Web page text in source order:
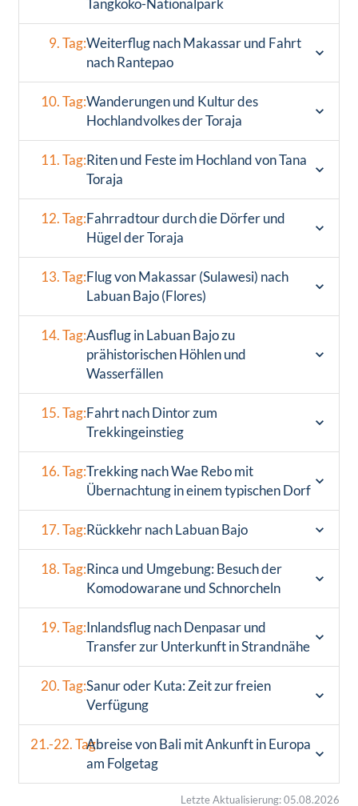
Tangkoko-Nationalpark
9. Tag:Weiterflug nach Makassar und Fahrt
nach Rantepao
10. Tag:Wanderungen und Kultur des
Hochlandvolkes der Toraja
11. Tag:Riten und Feste im Hochland von Tana
Toraja
12. Tag:Fahrradtour durch die Dörfer und
Hügel der Toraja
13. Tag:Flug von Makassar (Sulawesi) nach
Labuan Bajo (Flores)
14. Tag:Ausflug in Labuan Bajo zu
prähistorischen Höhlen und
Wasserfällen
15. Tag:Fahrt nach Dintor zum
Trekkingeinstieg
16. Tag:Trekking nach Wae Rebo mit
Übernachtung in einem typischen Dorf
17. Tag:Rückkehr nach Labuan Bajo
18. Tag:Rinca und Umgebung: Besuch der
Komodowarane und Schnorcheln
19. Tag:Inlandsflug nach Denpasar und
Transfer zur Unterkunft in Strandnähe
20. Tag:Sanur oder Kuta: Zeit zur freien
Verfügung
21.-22. Tag:Abreise von Bali mit Ankunft in Europa
am Folgetag
Letzte Aktualisierung: 05.08.2026